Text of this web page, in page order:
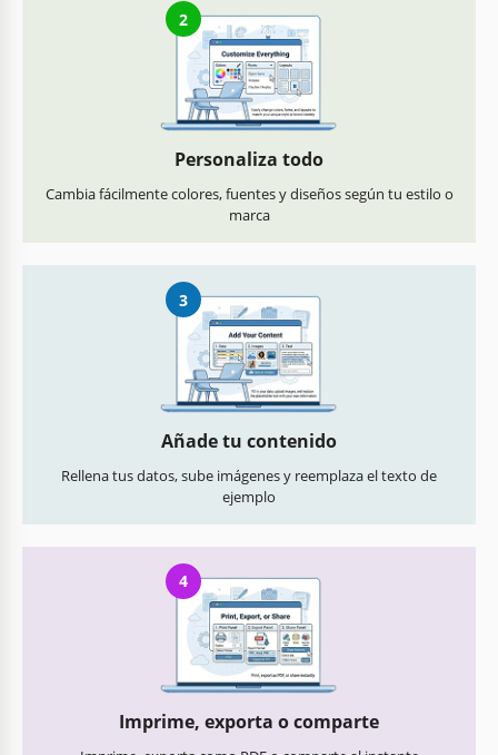
2
Personaliza todo
Cambia fácilmente colores, fuentes y diseños según tu estilo o
marca
3
Añade tu contenido
Rellena tus datos, sube imágenes y reemplaza el texto de
ejemplo
4
Imprime, exporta o comparte